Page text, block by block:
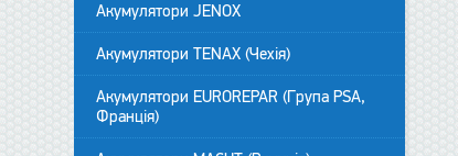
Акумулятори JENOX
Акумулятори TENAX (Чехія)
Акумулятори EUROREPAR (Група PSA,
Франція)